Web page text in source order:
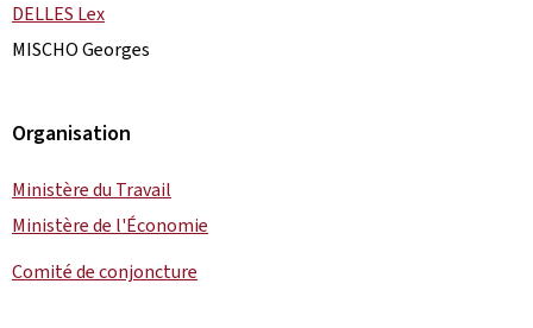
DELLES Lex
MISCHO Georges
Organisation
Ministère du Travail
Ministère de l'Économie
Comité de conjoncture